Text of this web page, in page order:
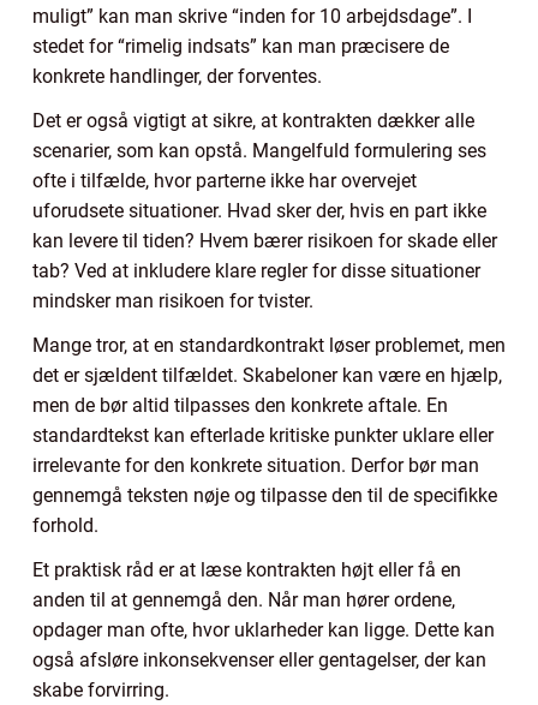
muligt” kan man skrive “inden for 10 arbejdsdage”. I
stedet for “rimelig indsats” kan man præcisere de
konkrete handlinger, der forventes.
Det er også vigtigt at sikre, at kontrakten dækker alle
scenarier, som kan opstå. Mangelfuld formulering ses
ofte i tilfælde, hvor parterne ikke har overvejet
uforudsete situationer. Hvad sker der, hvis en part ikke
kan levere til tiden? Hvem bærer risikoen for skade eller
tab? Ved at inkludere klare regler for disse situationer
mindsker man risikoen for tvister.
Mange tror, at en standardkontrakt løser problemet, men
det er sjældent tilfældet. Skabeloner kan være en hjælp,
men de bør altid tilpasses den konkrete aftale. En
standardtekst kan efterlade kritiske punkter uklare eller
irrelevante for den konkrete situation. Derfor bør man
gennemgå teksten nøje og tilpasse den til de specifikke
forhold.
Et praktisk råd er at læse kontrakten højt eller få en
anden til at gennemgå den. Når man hører ordene,
opdager man ofte, hvor uklarheder kan ligge. Dette kan
også afsløre inkonsekvenser eller gentagelser, der kan
skabe forvirring.